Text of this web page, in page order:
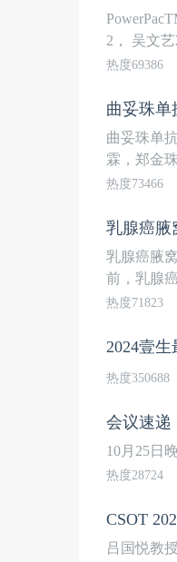
2， 吴文
热度69386
曲妥珠单
曲妥珠单
霖，郑金
热度73466
乳腺癌腋
乳腺癌腋
前，乳腺
热度71823
2024壹
热度350688
会议速递
10月25日
热度28724
吕国悦教